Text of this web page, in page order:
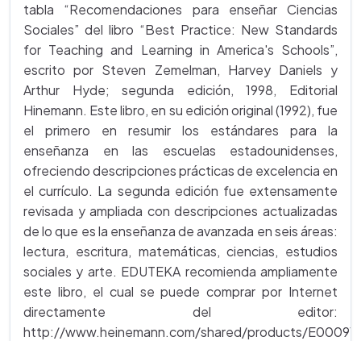
tabla “Recomendaciones para enseñar Ciencias
Sociales” del libro “Best Practice: New Standards
for Teaching and Learning in America's Schools”,
escrito por Steven Zemelman, Harvey Daniels y
Arthur Hyde; segunda edición, 1998, Editorial
Hinemann. Este libro, en su edición original (1992), fue
el primero en resumir los estándares para la
enseñanza en las escuelas estadounidenses,
ofreciendo descripciones prácticas de excelencia en
el currículo. La segunda edición fue extensamente
revisada y ampliada con descripciones actualizadas
de lo que es la enseñanza de avanzada en seis áreas:
lectura, escritura, matemáticas, ciencias, estudios
sociales y arte. EDUTEKA recomienda ampliamente
este libro, el cual se puede comprar por Internet
directamente del editor:
http://www.heinemann.com/shared/products/